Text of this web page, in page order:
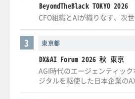
BeyondTheBlack TOKYO 2026
CFO組織とAIが織りなす、次
東京都
3
DX&AI Forum 2026 秋 東京
AGI時代のエージェンティッ
ジタルを駆使した日本企業の